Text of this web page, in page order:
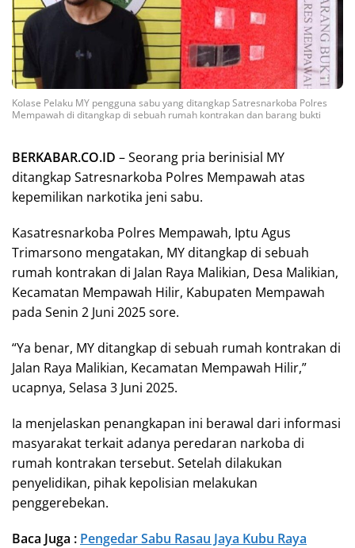
Kolase Pelaku MY pengguna sabu yang ditangkap Satresnarkoba Polres
Mempawah di ditangkap di sebuah rumah kontrakan dan barang bukti
BERKABAR.CO.ID – Seorang pria berinisial MY
ditangkap Satresnarkoba Polres Mempawah atas
kepemilikan narkotika jeni sabu.
Kasatresnarkoba Polres Mempawah, Iptu Agus
Trimarsono mengatakan, MY ditangkap di sebuah
rumah kontrakan di Jalan Raya Malikian, Desa Malikian,
Kecamatan Mempawah Hilir, Kabupaten Mempawah
pada Senin 2 Juni 2025 sore.
“Ya benar, MY ditangkap di sebuah rumah kontrakan di
Jalan Raya Malikian, Kecamatan Mempawah Hilir,”
ucapnya, Selasa 3 Juni 2025.
Ia menjelaskan penangkapan ini berawal dari informasi
masyarakat terkait adanya peredaran narkoba di
rumah kontrakan tersebut. Setelah dilakukan
penyelidikan, pihak kepolisian melakukan
penggerebekan.
Baca Juga : Pengedar Sabu Rasau Jaya Kubu Raya